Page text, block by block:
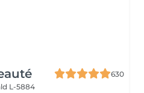
630
L-5884